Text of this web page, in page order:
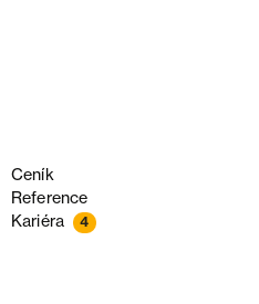
Ceník
Reference
Kariéra 4